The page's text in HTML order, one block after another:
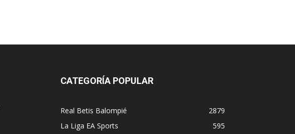
CATEGORÍA POPULAR
Real Betis Balompié
2879
La Liga EA Sports
595